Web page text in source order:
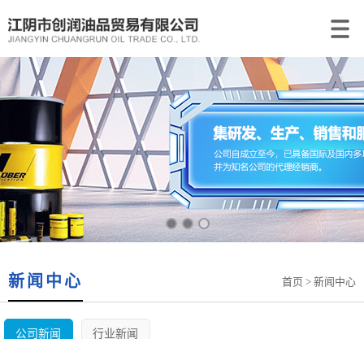
新闻中心 首页 > 新闻中心
公司新闻 行业新闻